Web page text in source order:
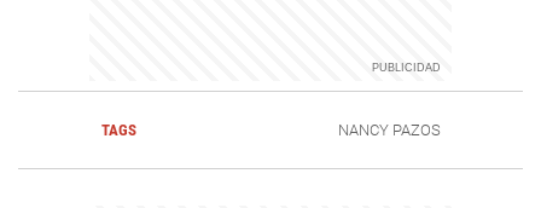
TAGS NANCY PAZOS